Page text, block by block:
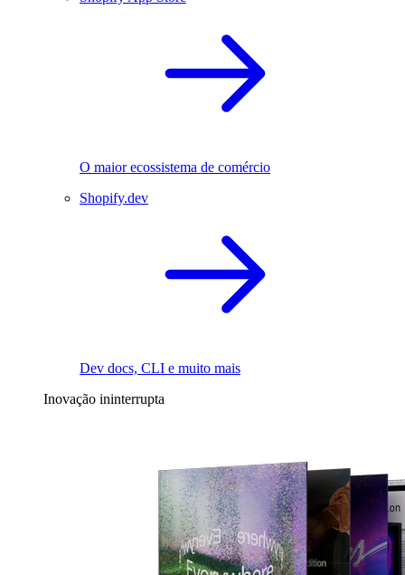
O maior ecossistema de comércio
Shopify.dev
Dev docs, CLI e muito mais
Inovação ininterrupta